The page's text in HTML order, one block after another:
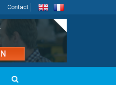
Contact